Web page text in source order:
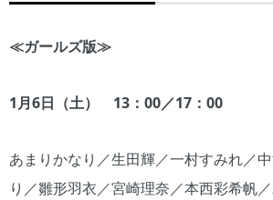
≪ガールズ版≫
1月6日（土） 13：00／17：00
あまりかなり／生田輝／一村すみれ／
り／雛形羽衣／宮崎理奈／本西彩希帆